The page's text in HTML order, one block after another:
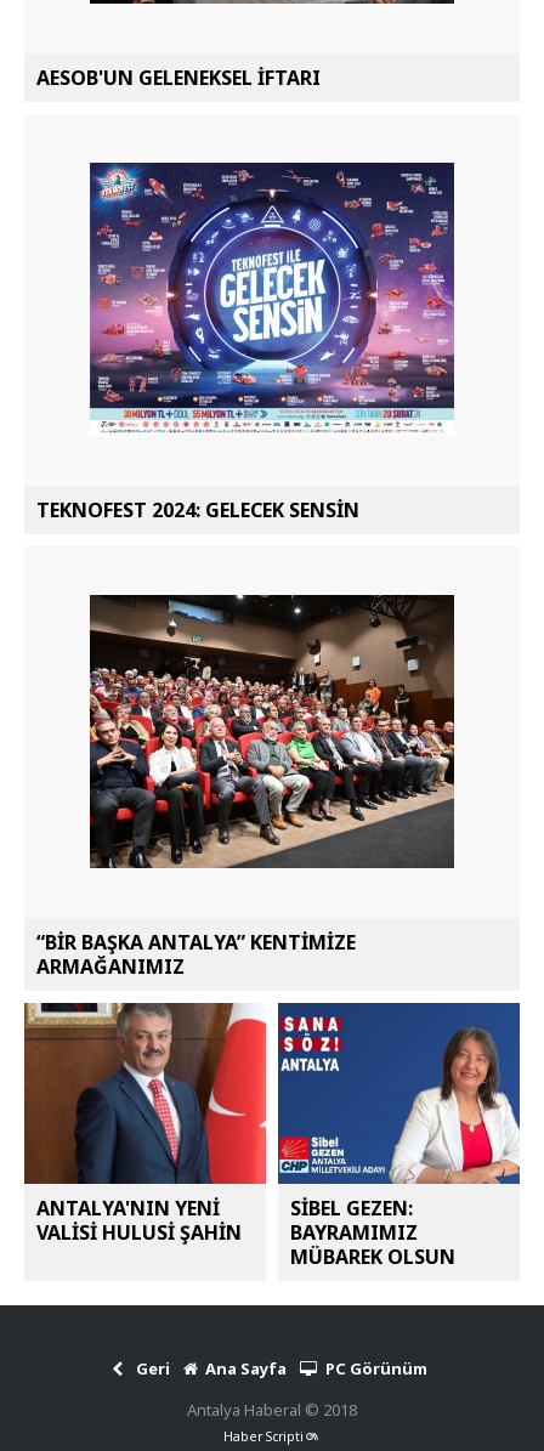
AESOB'UN GELENEKSEL İFTARI
TEKNOFEST 2024: GELECEK SENSİN
“BİR BAŞKA ANTALYA” KENTİMİZE
ARMAĞANIMIZ
ANTALYA'NIN YENİ
VALİSİ HULUSİ ŞAHİN
SİBEL GEZEN:
BAYRAMIMIZ
MÜBAREK OLSUN
Geri Ana Sayfa
PC Görünüm
Antalya Haberal © 2018
Haber Scripti